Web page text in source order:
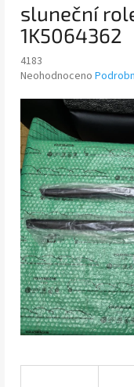
sluneční
1K5064362
4183
Průměrné
je
0,0
z
5
hvězdiček.
Neohodnoceno